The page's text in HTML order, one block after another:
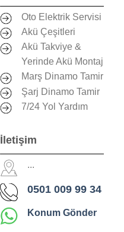
Oto Elektrik Servisi
Akü Çeşitleri
Akü Takviye &
Yerinde Akü Montaj
Marş Dinamo Tamir
Şarj Dinamo Tamir
7/24 Yol Yardım
İletişim
...
0501 009 99 34
Konum Gönder